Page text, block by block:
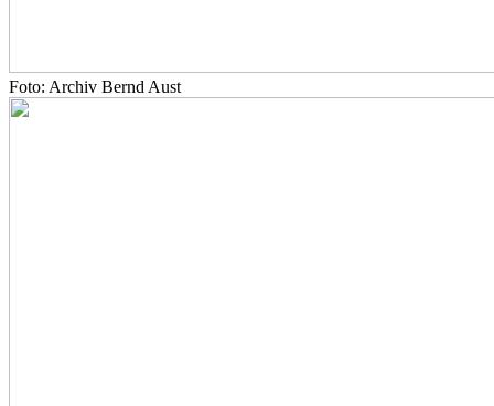
Foto: Archiv Bernd Aust